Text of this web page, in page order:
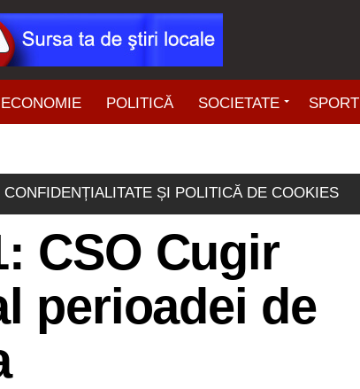
ECONOMIE POLITICĂ SOCIETATE SPORT
CONFIDENȚIALITATE ȘI POLITICĂ DE COOKIES
CSO Cugir
perioadei de